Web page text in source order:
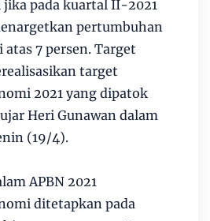
pada kuartal II-2021
pertumbuhan
7 persen. Target
target
2021 yang dipatok
Heri Gunawan dalam
(19/4).
APBN 2021
ditetapkan pada